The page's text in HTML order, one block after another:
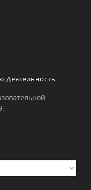
Деятельность